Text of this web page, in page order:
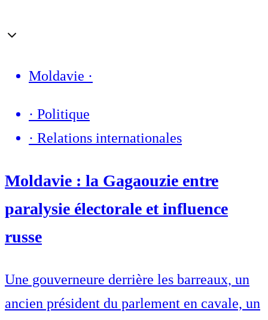
Moldavie ·
· Politique
· Relations internationales
Moldavie : la Gagaouzie entre
paralysie électorale et influence
russe
Une gouverneure derrière les barreaux, un
ancien président du parlement en cavale, un